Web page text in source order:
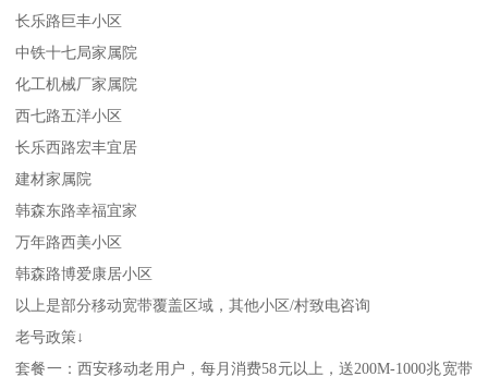
长乐路巨丰小区
中铁十七局家属院
化工机械厂家属院
西七路五洋小区
长乐西路宏丰宜居
建材家属院
韩森东路幸福宜家
万年路西美小区
韩森路博爱康居小区
以上是部分移动宽带覆盖区域，其他小区/村致电咨询
老号政策↓
套餐一：西安移动老用户，每月消费58元以上，送200M-1000兆宽带